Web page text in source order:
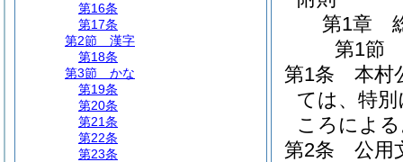
第1章
第1節
第1条
本村
ては、特
ころによ
第2条
公用
第16条
第17条
第2節
漢字
第18条
第3節
かな
第19条
第20条
第21条
第22条
第23条